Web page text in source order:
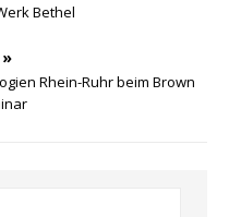
Bethel
Rhein-Ruhr beim Brown